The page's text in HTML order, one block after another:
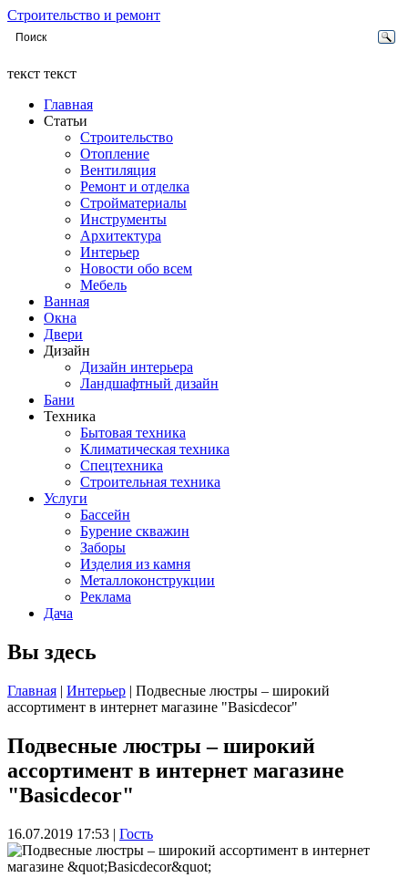
Строительство и ремонт
текст текст
Главная
Статьи
Строительство
Отопление
Вентиляция
Ремонт и отделка
Стройматериалы
Инструменты
Архитектура
Интерьер
Новости обо всем
Мебель
Ванная
Окна
Двери
Дизайн
Дизайн интерьера
Ландшафтный дизайн
Бани
Техника
Бытовая техника
Климатическая техника
Спецтехника
Строительная техника
Услуги
Бассейн
Бурение скважин
Заборы
Изделия из камня
Металлоконструкции
Реклама
Дача
Вы здесь
Главная | Интерьер | Подвесные люстры – широкий
ассортимент в интернет магазине "Basicdecor"
Подвесные люстры – широкий
ассортимент в интернет магазине
"Basicdecor"
16.07.2019 17:53 | Гость